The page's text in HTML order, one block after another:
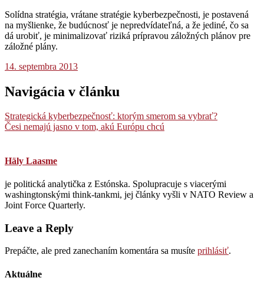
Solídna stratégia, vrátane stratégie kyberbezpečnosti, je postavená
na myšlienke, že budúcnosť je nepredvídateľná, a že jediné, čo sa
dá urobiť, je minimalizovať riziká prípravou záložných plánov pre
záložné plány.
14. septembra 2013
Navigácia v článku
Strategická kyberbezpečnosť: ktorým smerom sa vybrať?
Česi nemajú jasno v tom, akú Európu chcú
Häly Laasme
je politická analytička z Estónska. Spolupracuje s viacerými
washingtonskými think-tankmi, jej články vyšli v NATO Review a
Joint Force Quarterly.
Leave a Reply
Prepáčte, ale pred zanechaním komentára sa musíte prihlásiť.
Aktuálne